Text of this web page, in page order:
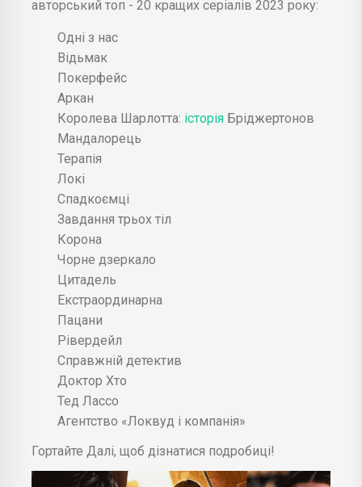
авторський топ - 20 кращих серіалів 2023 року:
Одні з нас
Відьмак
Покерфейс
Аркан
Королева Шарлотта: історія Бріджертонов
Мандалорець
Терапія
Локі
Спадкоємці
Завдання трьох тіл
Корона
Чорне дзеркало
Цитадель
Екстраординарна
Пацани
Рівердейл
Справжній детектив
Доктор Хто
Тед Лассо
Агентство «Локвуд і компанія»
Гортайте Далі, щоб дізнатися подробиці!